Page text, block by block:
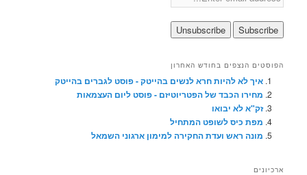
הפוסטים הנצפים בחודש האחרון
איך לא להיות חרא לנשים בהייטק - פוסט לגברים בהייטק
מחירו הכבד של הפטריוטיזם - פוסט ליום העצמאות
זק"א לא יבואו
מפת כיס לשופט המתחיל
מונה ראש ועדת החקירה למימון ארגוני השמאל
ארכיונים